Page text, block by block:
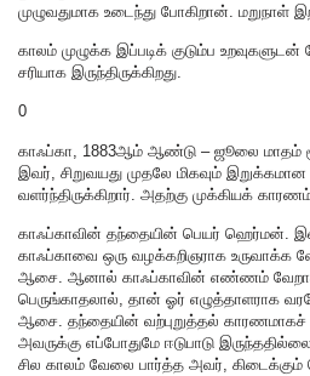
முழுவதுமாக உடைந்து போகிறான். மறுநாள்
காலம் முழுக்க இப்படிக் குடும்ப
சரியாக இருந்திருக்கிறது.
0
காஃப்கா, 1883ஆம் ஆண்டு – ஜூலை மாதம்
இவர், சிறுவயது முதலே மிகவும் இறுக்கமான
வளர்ந்திருக்கிறார். அதற்கு முக்கியக்
காஃப்காவின் தந்தையின் பெயர் ஹெர்மன்.
காஃப்காவை‌ ஒரு வழக்கறிஞராக
ஆசை‌. ஆனால் காஃப்காவின் எண்ணம் வேறாக
பெருங்காதலால், தான் ஓர் எழுத்தாளராக
ஆசை. தந்தையின் வற்புறுத்தல் காரணமாகச்
அவருக்கு எப்போதுமே ஈடுபாடு
சில காலம் வேலை பார்த்த அவர், கிடைக்கும்